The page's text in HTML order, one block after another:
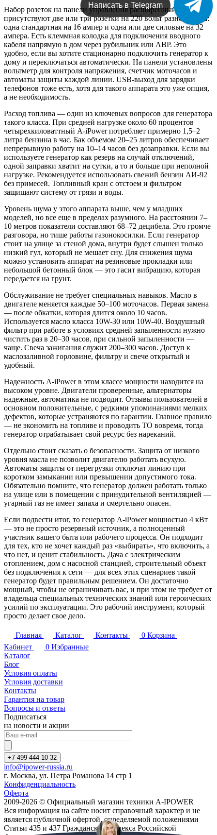
Набор розеток на панели управления расширенный. Обычно
присутствуют две или три розетки на 220 вольт разного типа:
одна стандартная на 16 ампер и одна или две силовые на 32
ампера. Есть клеммная колодка для подключения вводного
кабеля напрямую в дом через рубильник или АВР. Это
удобно, если вы хотите стационарно подключить генератор к
дому и переключаться автоматически. На панели установлены
вольтметр для контроля напряжения, счетчик моточасов и
автоматы защиты каждой линии. USB-выход для зарядки
телефонов тоже есть, хотя для такого аппарата это уже опция,
а не необходимость.
Расход топлива — один из ключевых вопросов для генератора
такого класса. При средней нагрузке около 60 процентов
четырехкиловаттный A-iPower потребляет примерно 1,5–2
литра бензина в час. Бак объемом 20–25 литров обеспечивает
непрерывную работу на 10–14 часов без дозаправки. Если вы
используете генератор как резерв на случай отключений,
одной заправки хватит на сутки, а то и больше при неполной
нагрузке. Рекомендуется использовать свежий бензин АИ-92
без примесей. Топливный кран с отстоем и фильтром
защищают систему от грязи и воды.
Уровень шума у этого аппарата выше, чем у младших
моделей, но все еще в пределах разумного. На расстоянии 7–
10 метров показатели составляют 68–72 децибела. Это громче
разговора, но тише работы газонокосилки. Если генератор
стоит на улице за стеной дома, внутри будет слышен только
низкий гул, который не мешает сну. Для снижения шума
можно установить аппарат на резиновые прокладки или
небольшой бетонный блок — это гасит вибрацию, которая
передается на грунт.
Обслуживание не требует специальных навыков. Масло в
двигателе меняется каждые 50–100 моточасов. Первая замена
— после обкатки, которая длится около 10 часов.
Используется масло класса 10W-30 или 10W-40. Воздушный
фильтр при работе в условиях средней запыленности нужно
чистить раз в 20–30 часов, при сильной запыленности —
чаще. Свеча зажигания служит 200–300 часов. Доступ к
маслозаливной горловине, фильтру и свече открытый и
удобный.
Надежность A-iPower в этом классе мощности находится на
высоком уровне. Двигатели проверенные, альтернаторы
надежные, автоматика не подводит. Отзывы пользователей в
основном положительные, с редкими упоминаниями мелких
дефектов, которые устраняются по гарантии. Главное правило
— не экономить на топливе и проводить ТО вовремя, тогда
генератор отрабатывает свой ресурс без нареканий.
Отдельно стоит сказать о безопасности. Защита от низкого
уровня масла не позволит двигателю работать всухую.
Автоматы защиты от перегрузки отключат линию при
коротком замыкании или превышении допустимого тока.
Обязательно помните, что генератор должен работать только
на улице или в помещении с принудительной вентиляцией —
угарный газ не имеет запаха и смертельно опасен.
Если подвести итог, то генератор A-iPower мощностью 4 кВт
— это не просто резервный источник, а полноценный
участник вашего быта или рабочего процесса. Он подходит
для тех, кто не хочет каждый раз «выбирать», что включить, а
что нет, и ценит стабильность. Дача с электрическим
отоплением, дом с насосной станцией, строительный объект
без подключения к сети — для всех этих сценариев такой
генератор будет правильным решением. Он достаточно
мощный, чтобы не ограничивать вас, и при этом не требует от
владельца специальных технических знаний или героических
усилий по эксплуатации. Это рабочий инструмент, который
просто делает свое дело.
Главная Каталог Контакты 0 Корзина
Кабинет
0 Избранные
Каталог
Блог
Условия оплаты
Условия доставки
Контакты
Гарантия на товар
Вопросы и ответы
Подписаться
на новости и акции
+7 499 444 10 32
info@ipower-russia.ru
г. Москва, ул. Петра Романова 14 стр 1
Конфиденциальность
Оферта
2009-2026 © Официальный магазин техники A-IPOWER
Вся информация на сайте носит справочный характер и не
является публичной офертой, определяемой положениями
Статьи 435 и 437 Гражданского кодекса Российской
Написать в Telegram